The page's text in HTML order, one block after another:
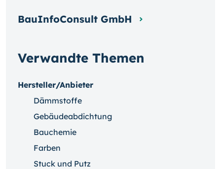
Verwandte Themen
Hersteller/Anbieter
Dämmstoffe
Gebäudeabdichtung
Bauchemie
Farben
Stuck und Putz
BauInfoConsult GmbH